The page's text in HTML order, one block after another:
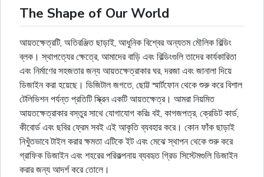
The Shape of Our World
আয়তক্ষেত্রটি, অতিরঞ্জিত ছাড়াই, আধুনিক বিশ্বের অন্যতম মৌলিক বিল্ডিং
ব্লক। স্থাপত্যের ক্ষেত্রে, আমাদের বাড়ি এবং বিল্ডিংগুলি তাদের কার্যকারিতা
এবং নির্মাণের সহজতার জন্য আয়তক্ষেত্রাকার ঘর, দরজা এবং জানালা দিয়ে
ডিজাইন করা হয়েছে। ডিজিটাল জগতে, ছোট্ট স্মার্টফোন থেকে শুরু করে বিশাল
টেলিভিশন পর্যন্ত প্রতিটি স্ক্রিন একটি আয়তক্ষেত্র। আমরা নিয়মিত
আয়তক্ষেত্রাকার বস্তুর সাথে যোগাযোগ করিঃ বই, কাগজপত্র, ক্রেডিট কার্ড,
কীবোর্ড এবং ছবির ফ্রেম সবই এই আকৃতি ব্যবহার করে। কোন ফাঁক ছাড়াই
নিখুঁতভাবে টাইল করার ক্ষমতা এটিকে ইট এবং মেঝে স্থাপন থেকে শুরু করে
গ্রাফিক ডিজাইন এবং শহরের পরিকল্পনায় ব্যবহৃত গ্রিড সিস্টেমগুলি ডিজাইন
করার জন্য আদর্শ করে তোলে।